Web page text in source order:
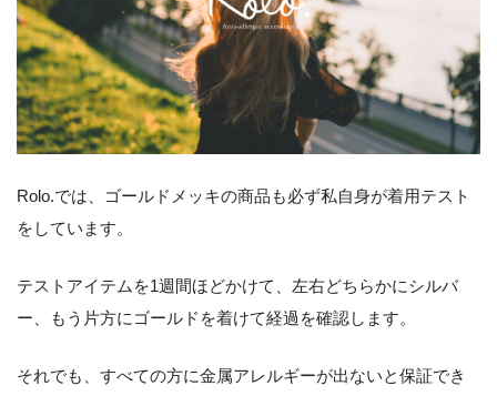
Rolo.では、ゴールドメッキの商品も必ず私自身が着用テスト
をしています。
テストアイテムを1週間ほどかけて、左右どちらかにシルバ
ー、もう片方にゴールドを着けて経過を確認します。
それでも、すべての方に金属アレルギーが出ないと保証でき